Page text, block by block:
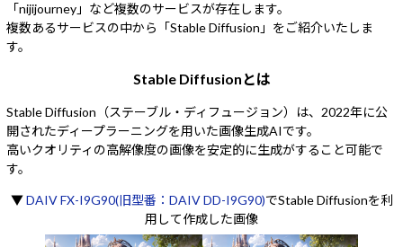
「nijijourney」など複数のサービスが存在します。
複数あるサービスの中から「Stable Diffusion」をご紹介いたしま
す。
Stable Diffusionとは
Stable Diffusion（ステーブル・ディフュージョン）は、2022年に公
開されたディープラーニングを用いた画像生成AIです。
高いクオリティの高解像度の画像を安定的に生成がすること可能で
す。
▼DAIV FX-I9G90(旧型番：DAIV DD-I9G90)でStable Diffusionを利
用して作成した画像